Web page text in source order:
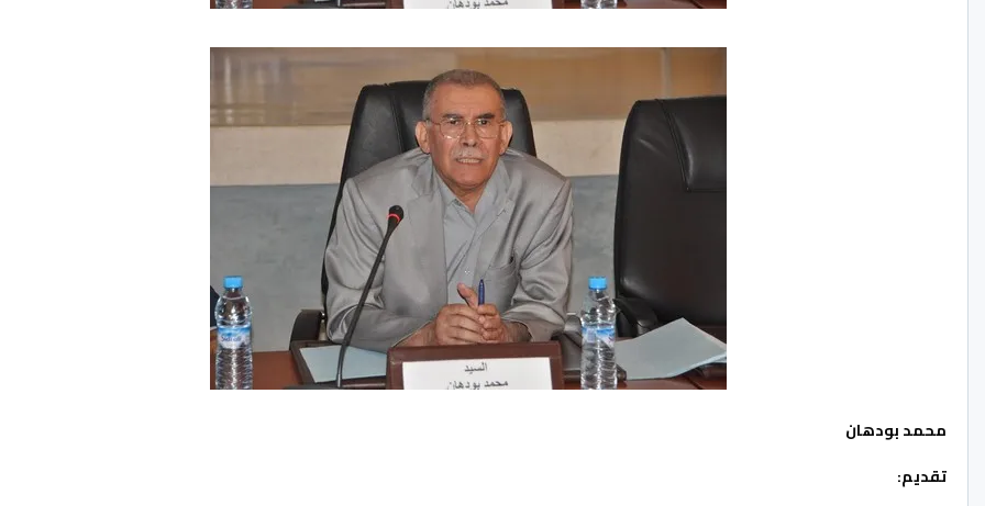
محمد بودهان
تقديم: